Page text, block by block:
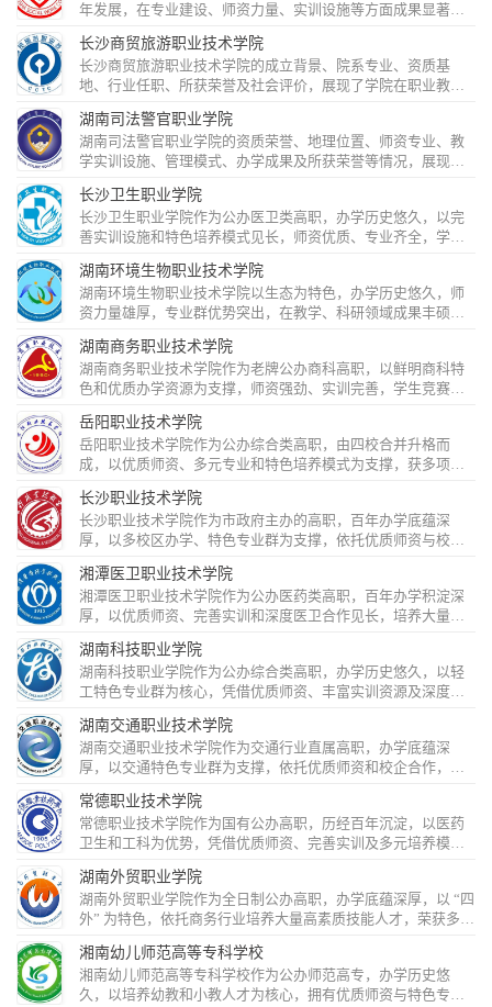
年发展，在专业建设、师资力量、实训设施等方面成果显著，
大学目标奋进。...
长沙商贸旅游职业技术学院
长沙商贸旅游职业技术学院的成立背景、院系专业、资质基
地、行业任职、所获荣誉及社会评价，展现了学院在职业教育
湖南司法警官职业学院
湖南司法警官职业学院的资质荣誉、地理位置、师资专业、教
学实训设施、管理模式、办学成果及所获荣誉等情况，展现了
长沙卫生职业学院
长沙卫生职业学院作为公办医卫类高职，办学历史悠久，以完
善实训设施和特色培养模式见长，师资优质、专业齐全，学生
湖南环境生物职业技术学院
湖南环境生物职业技术学院以生态为特色，办学历史悠久，师
资力量雄厚，专业群优势突出，在教学、科研领域成果丰硕，
湖南商务职业技术学院
湖南商务职业技术学院作为老牌公办商科高职，以鲜明商科特
色和优质办学资源为支撑，师资强劲、实训完善，学生竞赛成
岳阳职业技术学院
岳阳职业技术学院作为公办综合类高职，由四校合并升格而
成，以优质师资、多元专业和特色培养模式为支撑，获多项荣
长沙职业技术学院
长沙职业技术学院作为市政府主办的高职，百年办学底蕴深
厚，以多校区办学、特色专业群为支撑，依托优质师资与校企
湘潭医卫职业技术学院
湘潭医卫职业技术学院作为公办医药类高职，百年办学积淀深
厚，以优质师资、完善实训和深度医卫合作见长，培养大量高
湖南科技职业学院
湖南科技职业学院作为公办综合类高职，办学历史悠久，以轻
工特色专业群为核心，凭借优质师资、丰富实训资源及深度校
职目标。​...
湖南交通职业技术学院
湖南交通职业技术学院作为交通行业直属高职，办学底蕴深
厚，以交通特色专业群为支撑，依托优质师资和校企合作，保
常德职业技术学院
常德职业技术学院作为国有公办高职，历经百年沉淀，以医药
卫生和工科为优势，凭借优质师资、完善实训及多元培养模
湖南外贸职业学院
湖南外贸职业学院作为全日制公办高职，办学底蕴深厚，以 “四
外” 为特色，依托商务行业培养大量高素质技能人才，荣获多项
湘南幼儿师范高等专科学校
湘南幼儿师范高等专科学校作为公办师范高专，办学历史悠
久，以培养幼教和小教人才为核心，拥有优质师资与特色专